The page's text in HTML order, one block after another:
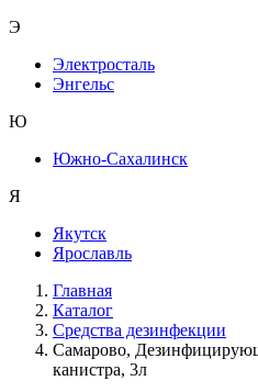
Э
Электросталь
Энгельс
Ю
Южно-Сахалинск
Я
Якутск
Ярославль
Главная
Каталог
Средства дезинфекции
Самарово,
канистра, 3л